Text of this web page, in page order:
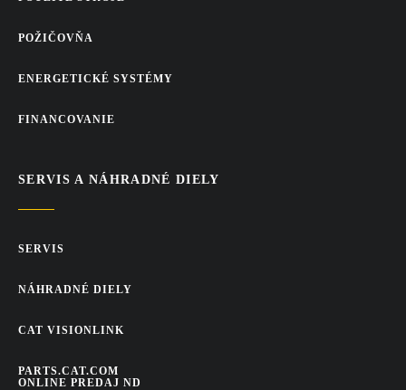
POŽIČOVŇA
ENERGETICKÉ SYSTÉMY
FINANCOVANIE
SERVIS A NÁHRADNÉ DIELY
SERVIS
NÁHRADNÉ DIELY
CAT VISIONLINK
PARTS.CAT.COM
ONLINE PREDAJ ND